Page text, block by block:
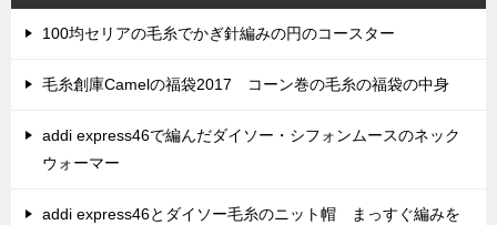
100均セリアの毛糸でかぎ針編みの円のコースター
毛糸創庫Camelの福袋2017 コーン巻の毛糸の福袋の中身
addi express46で編んだダイソー・シフォンムースのネック
ウォーマー
addi express46とダイソー毛糸のニット帽 まっすぐ編みを